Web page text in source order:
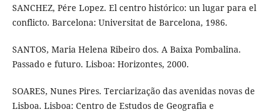
SANCHEZ, Pére Lopez. El centro histórico: un lugar para el
conflicto. Barcelona: Universitat de Barcelona, 1986.
SANTOS, Maria Helena Ribeiro dos. A Baixa Pombalina.
Passado e futuro. Lisboa: Horizontes, 2000.
SOARES, Nunes Pires. Terciarização das avenidas novas de
Lisboa. Lisboa: Centro de Estudos de Geografia e